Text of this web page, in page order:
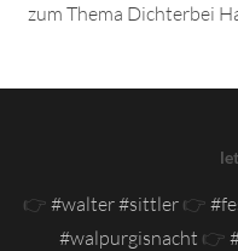
zum Thema Dichterbei
👉 #walter #sittler👉
#walpurgisnacht 👉